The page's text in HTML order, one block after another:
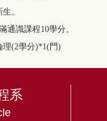
。
通識課程10學分。
(2學分)*1(門)
系